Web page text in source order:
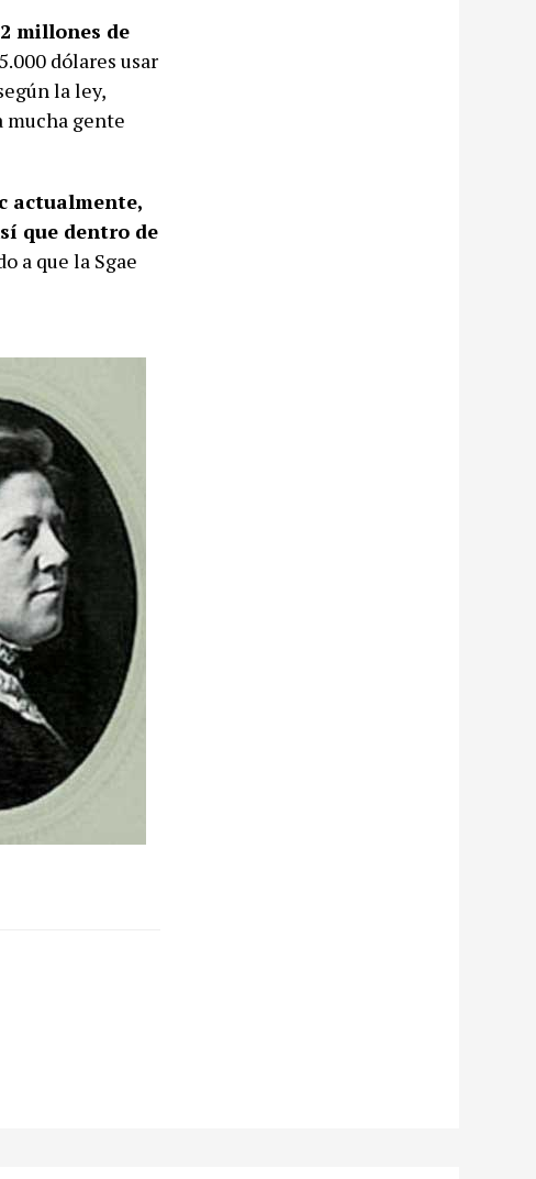
millones de
dólares usar
la ley,
mucha gente
actualmente,
que dentro de
a que la Sgae